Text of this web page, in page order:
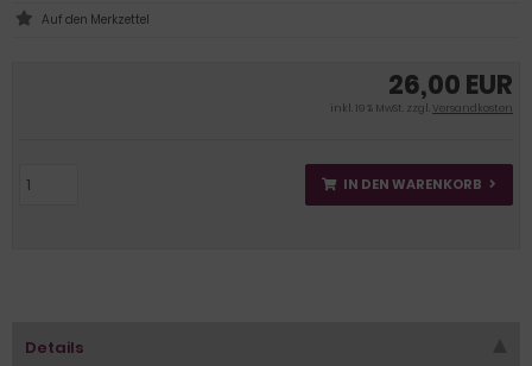
26,00 EUR
inkl. 19 % MwSt. zzgl.Versandkosten
IN DEN WARENKORB
Details